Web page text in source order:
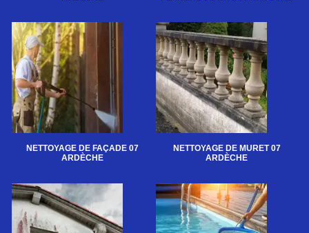
NETTOYAGE DE FAÇADE 07
ARDÈCHE
NETTOYAGE DE MURET 07
ARDÈCHE